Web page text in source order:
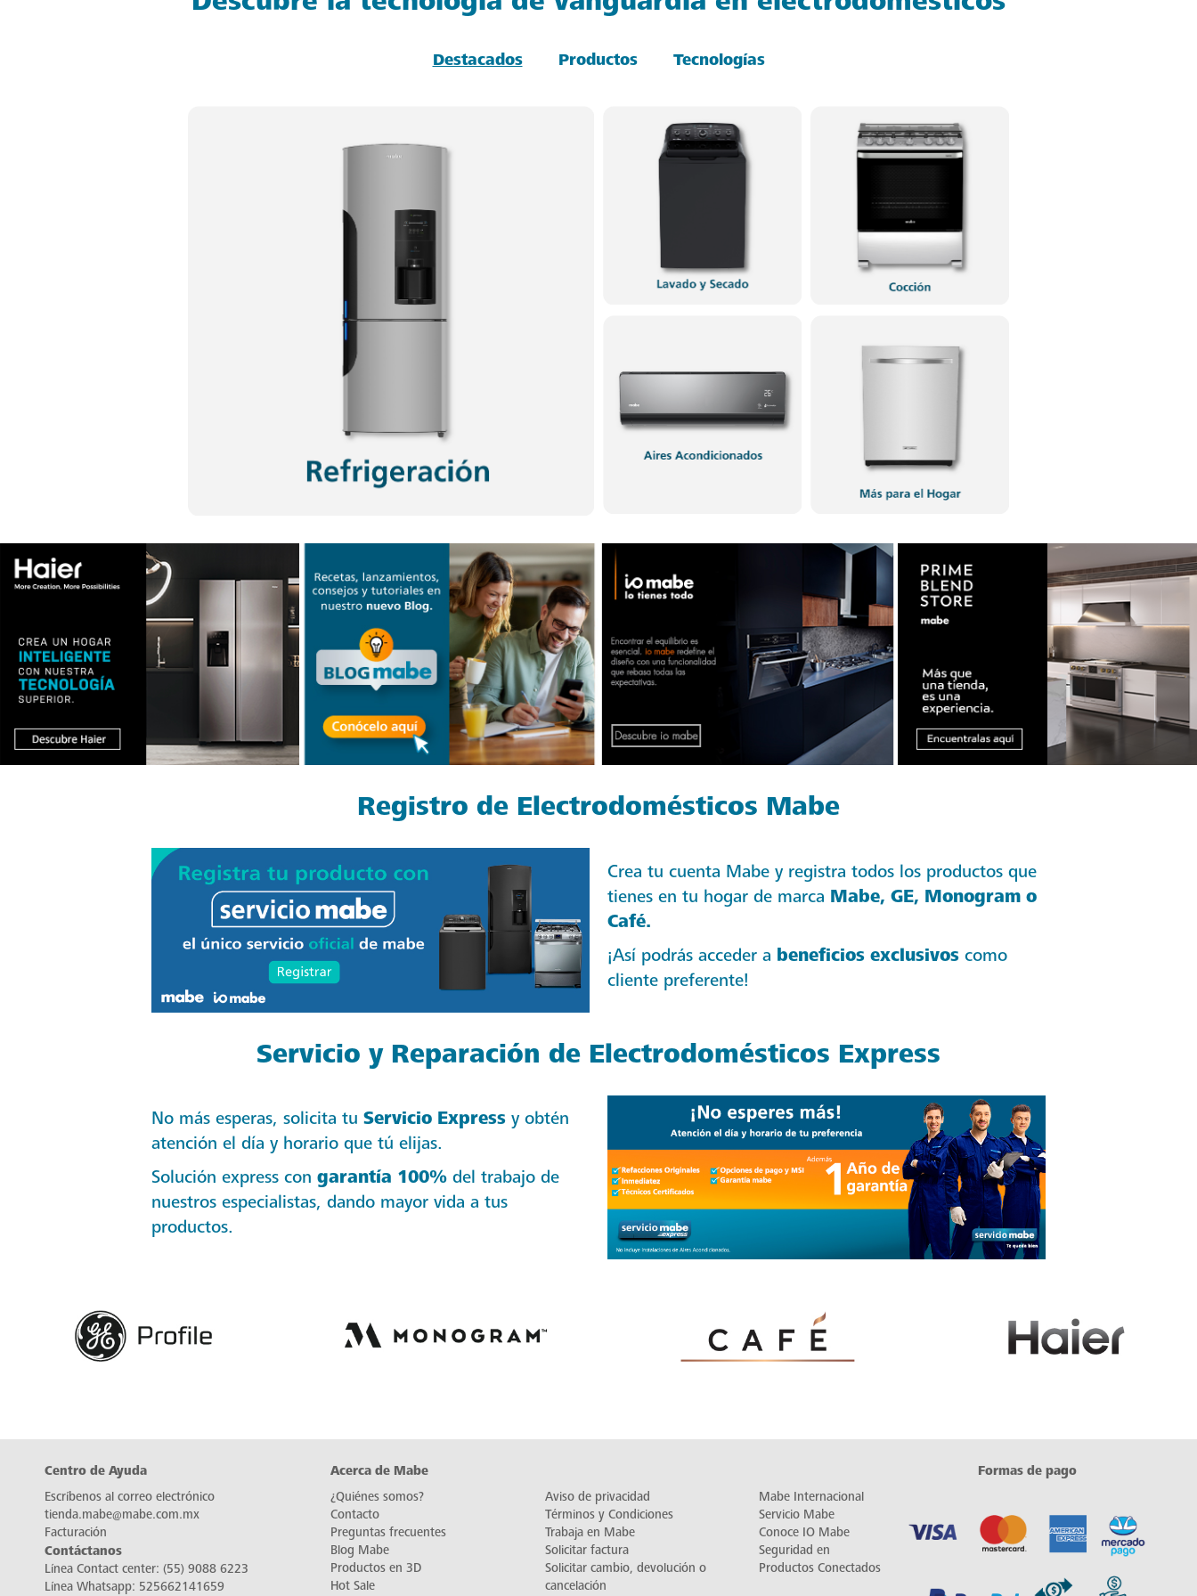
Destacados Productos Tecnologías
Registro de Electrodomésticos Mabe
Crea tu cuenta Mabe y registra todos los productos que
tienes en tu hogar de marca Mabe, GE, Monogram o
Café.
¡Así podrás acceder a beneficios exclusivos como
cliente preferente!
Servicio y Reparación de Electrodomésticos Express
No más esperas, solicita tu Servicio Express y obtén
atención el día y horario que tú elijas.
Solución express con garantía 100% del trabajo de
nuestros especialistas, dando mayor vida a tus
productos.
Centro de Ayuda
Escríbenos al correo electrónico
tienda.mabe@mabe.com.mx
Facturación
Contáctanos
Línea Contact center: (55) 9088 6223
Línea Whatsapp: 525662141659
Acerca de Mabe
¿Quiénes somos?
Contacto
Preguntas frecuentes
Blog Mabe
Productos en 3D
Hot Sale
Aviso de privacidad
Términos y Condiciones
Trabaja en Mabe
Solicitar factura
Solicitar cambio, devolución o
cancelación
Mabe Internacional
Servicio Mabe
Conoce IO Mabe
Seguridad en
Productos Conectados
Formas de pago